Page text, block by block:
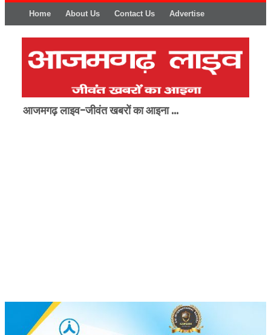
Home About Us Contact Us Advertise
आजमगढ़ लाइव-जीवंत खबरों का आइना ...